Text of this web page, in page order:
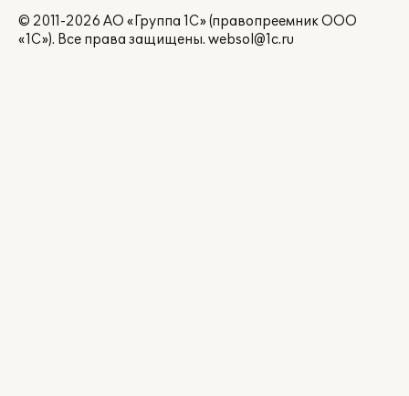
© 2011-2026 АО «Группа 1С» (правопреемник ООО
«1С»). Все права защищены. websol@1c.ru